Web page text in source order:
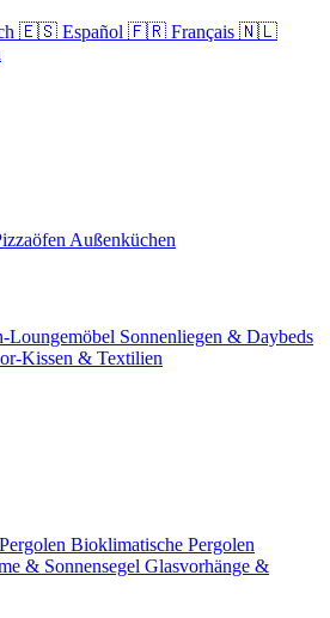
🇪🇸 Español 🇫🇷 Français 🇳🇱
Außenküchen
Loungemöbel Sonnenliegen & Daybeds
Kissen & Textilien
Bioklimatische Pergolen
& Sonnensegel Glasvorhänge &